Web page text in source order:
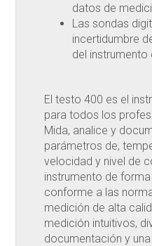
datos de
Las sondas
incertidumbre
del instrumento
El testo 400 es el
para todos los
Mida, analice y
parámetros de,
velocidad y nivel de
instrumento de
conforme a las
medición de alta
medición intuitivos,
documentación y